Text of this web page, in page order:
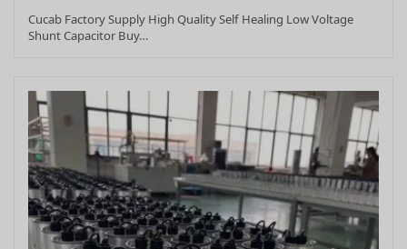
Cucab Factory Supply High Quality Self Healing Low Voltage
Shunt Capacitor Buy…